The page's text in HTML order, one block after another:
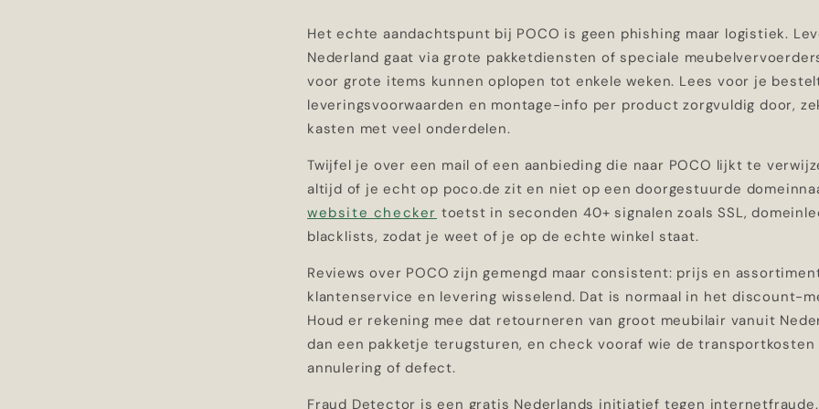
Het echte aandachtspunt bij POCO is geen phishing maar logistiek.
Nederland gaat via grote pakketdiensten of speciale
voor grote items kunnen oplopen tot enkele weken. Lees voor je
leveringsvoorwaarden en montage-info per product zorgvuldig door,
kasten met veel onderdelen.
Twijfel je over een mail of een aanbieding die naar POCO lijkt te
altijd of je echt op poco.de zit en niet op een doorgestuurde
website checker toetst in seconden 40+ signalen zoals SSL,
blacklists, zodat je weet of je op de echte winkel staat.
Reviews over POCO zijn gemengd maar consistent: prijs en
klantenservice en levering wisselend. Dat is normaal in het discount-
Houd er rekening mee dat retourneren van groot meubilair vanuit
dan een pakketje terugsturen, en check vooraf wie de
annulering of defect.
Fraud Detector is een gratis Nederlands initiatief tegen